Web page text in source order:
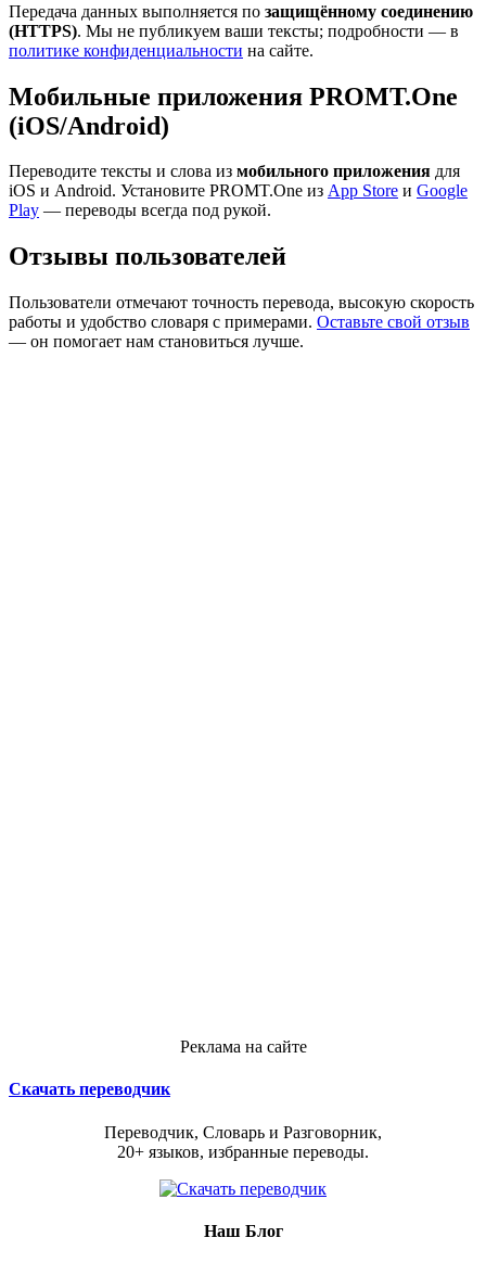
Передача данных выполняется по защищённому соединению
(HTTPS). Мы не публикуем ваши тексты; подробности — в
политике конфиденциальности на сайте.
Мобильные приложения PROMT.One
(iOS/Android)
Переводите тексты и слова из мобильного приложения для
iOS и Android. Установите PROMT.One из App Store и Google
Play — переводы всегда под рукой.
Отзывы пользователей
Пользователи отмечают точность перевода, высокую скорость
работы и удобство словаря с примерами. Оставьте свой отзыв
— он помогает нам становиться лучше.
Реклама на сайте
Скачать переводчик
Переводчик, Словарь и Разговорник,
20+ языков, избранные переводы.
Наш Блог